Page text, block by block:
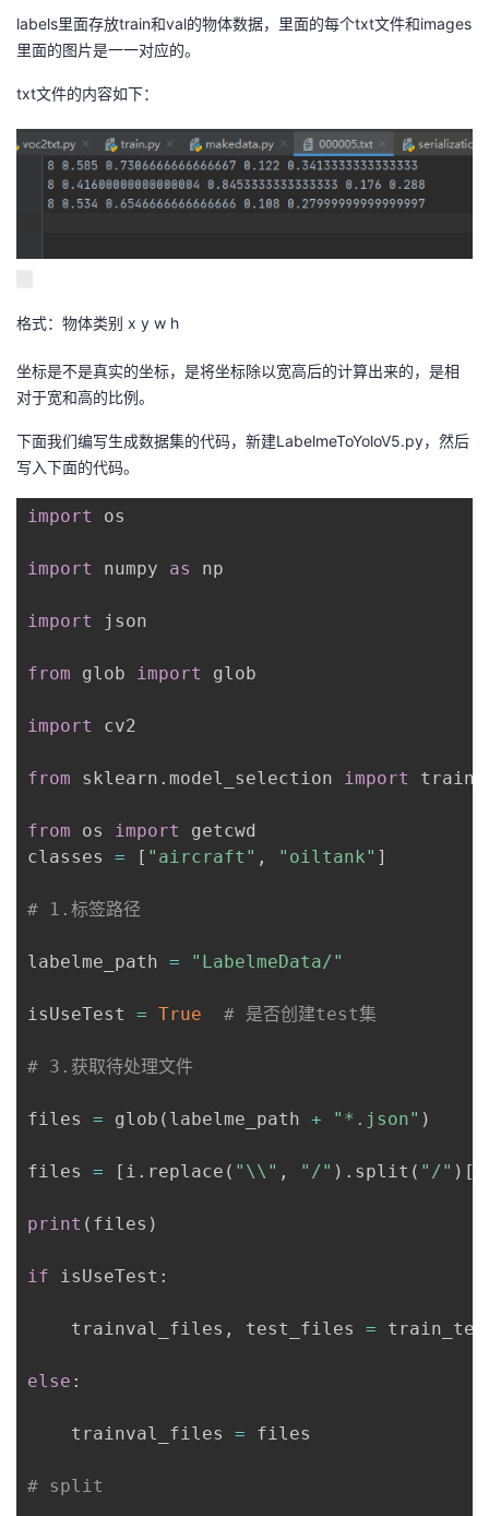
labels里面存放train和val的物体数据，里面的每个txt文件和images
里面的图片是一一对应的。
txt文件的内容如下：
格式：物体类别 x y w h
坐标是不是真实的坐标，是将坐标除以宽高后的计算出来的，是相
对于宽和高的比例。
下面我们编写生成数据集的代码，新建LabelmeToYoloV5.py，然后
写入下面的代码。
import os
import numpy as np
import json
from glob import glob
import cv2
from sklearn . model_selection import
from os import
getcwd
classes = [ "aircraft" , "oiltank" ]
# 1.标签路径
labelme_path = "LabelmeData/"
isUseTest = True # 是否创建test集
# 3.获取待处理文件
files = glob ( labelme_path + "*.json" )
files = [ i . replace ( "\\" , "/" ) . split ( "/" ) [
print ( files )
if isUseTest :
    trainval_files
, test_files =
else :
    trainval_files
= files
# split